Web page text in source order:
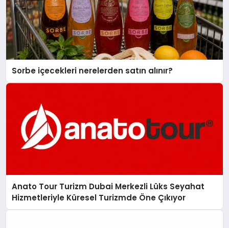
Sorbe içecekleri nerelerden satın alınır?
Anato Tour Turizm Dubai Merkezli Lüks Seyahat
Hizmetleriyle Küresel Turizmde Öne Çıkıyor